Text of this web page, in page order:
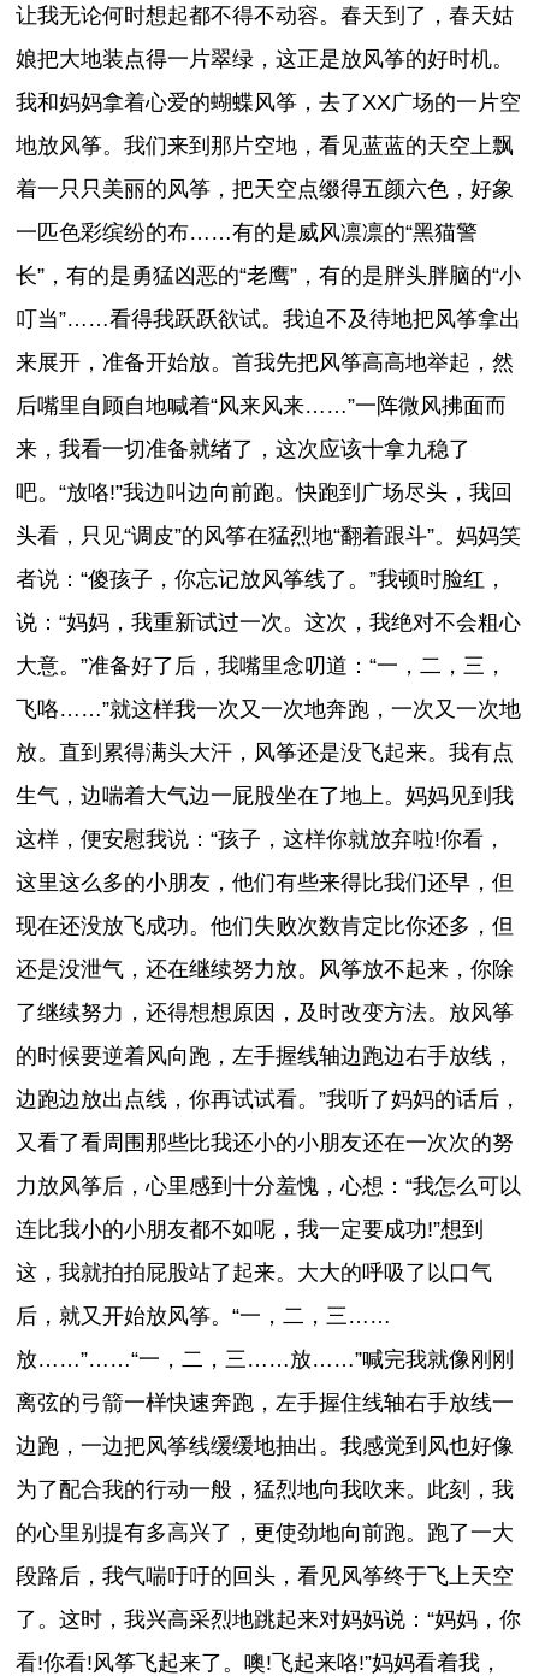
让我无论何时想起都不得不动容。春天到了，春天姑
娘把大地装点得一片翠绿，这正是放风筝的好时机。
我和妈妈拿着心爱的蝴蝶风筝，去了XX广场的一片空
地放风筝。我们来到那片空地，看见蓝蓝的天空上飘
着一只只美丽的风筝，把天空点缀得五颜六色，好象
一匹色彩缤纷的布……有的是威风凛凛的“黑猫警
长”，有的是勇猛凶恶的“老鹰”，有的是胖头胖脑的“小
叮当”……看得我跃跃欲试。我迫不及待地把风筝拿出
来展开，准备开始放。首我先把风筝高高地举起，然
后嘴里自顾自地喊着“风来风来……”一阵微风拂面而
来，我看一切准备就绪了，这次应该十拿九稳了
吧。“放咯!”我边叫边向前跑。快跑到广场尽头，我回
头看，只见“调皮”的风筝在猛烈地“翻着跟斗”。妈妈笑
者说：“傻孩子，你忘记放风筝线了。”我顿时脸红，
说：“妈妈，我重新试过一次。这次，我绝对不会粗心
大意。”准备好了后，我嘴里念叨道：“一，二，三，
飞咯……”就这样我一次又一次地奔跑，一次又一次地
放。直到累得满头大汗，风筝还是没飞起来。我有点
生气，边喘着大气边一屁股坐在了地上。妈妈见到我
这样，便安慰我说：“孩子，这样你就放弃啦!你看，
这里这么多的小朋友，他们有些来得比我们还早，但
现在还没放飞成功。他们失败次数肯定比你还多，但
还是没泄气，还在继续努力放。风筝放不起来，你除
了继续努力，还得想想原因，及时改变方法。放风筝
的时候要逆着风向跑，左手握线轴边跑边右手放线，
边跑边放出点线，你再试试看。”我听了妈妈的话后，
又看了看周围那些比我还小的小朋友还在一次次的努
力放风筝后，心里感到十分羞愧，心想：“我怎么可以
连比我小的小朋友都不如呢，我一定要成功!”想到
这，我就拍拍屁股站了起来。大大的呼吸了以口气
后，就又开始放风筝。“一，二，三……
放……”……“一，二，三……放……”喊完我就像刚刚
离弦的弓箭一样快速奔跑，左手握住线轴右手放线一
边跑，一边把风筝线缓缓地抽出。我感觉到风也好像
为了配合我的行动一般，猛烈地向我吹来。此刻，我
的心里别提有多高兴了，更使劲地向前跑。跑了一大
段路后，我气喘吁吁的回头，看见风筝终于飞上天空
了。这时，我兴高采烈地跳起来对妈妈说：“妈妈，你
看!你看!风筝飞起来了。噢!飞起来咯!”妈妈看着我，